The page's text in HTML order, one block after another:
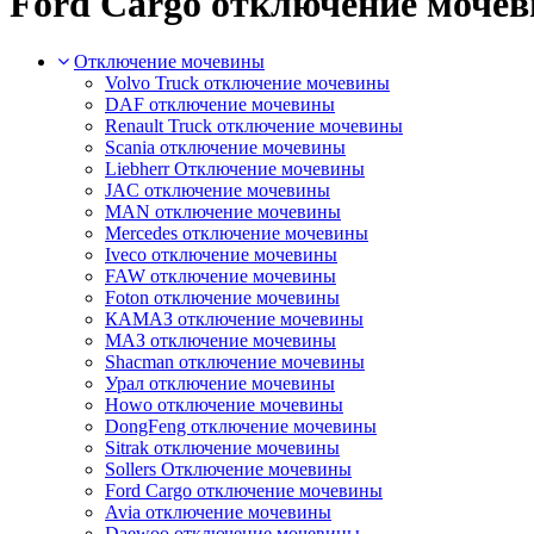
Отключение мочевины
Volvo Truck отключение мочевины
DAF отключение мочевины
Renault Truck отключение мочевины
Scania отключение мочевины
Liebherr Отключение мочевины
JAC отключение мочевины
MAN отключение мочевины
Mercedes отключение мочевины
Iveco отключение мочевины
FAW отключение мочевины
Foton отключение мочевины
КАМАЗ отключение мочевины
МАЗ отключение мочевины
Shacman отключение мочевины
Урал отключение мочевины
Howo отключение мочевины
DongFeng отключение мочевины
Sitrak отключение мочевины
Sollers Отключение мочевины
Ford Cargo отключение мочевины
Avia отключение мочевины